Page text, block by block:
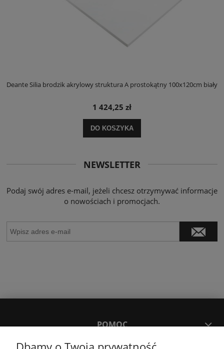
Deante Silia brodzik akrylowy struktura A prostokątny 100x120cm biały
1 424,25 zł
DO KOSZYKA
NEWSLETTER
Podaj swój adres e-mail, jeżeli chcesz otrzymywać informacje
o nowościach i promocjach.
POMOC